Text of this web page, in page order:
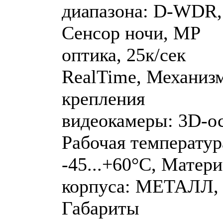
диапазона: D-WDR,
Сенсор ночи, MP
оптика, 25к/сек
RealTime,
крепления
видеокамеры: 3D-
Рабочая
-45...+60°C,
корпуса: МЕТАЛЛ,
Габариты